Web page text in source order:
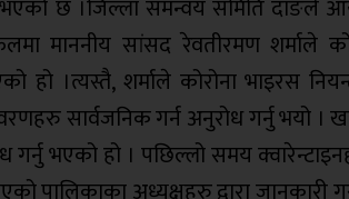
छ ।जिल्ला समन्वय समिति दाङले
माननीय सांसद रेवतीरमण शर्माले
।त्यस्तै, शर्माले कोरोना भाइरस
सार्वजनिक गर्न अनुरोध गर्नु भयो ।
गर्नु भएको हो । पछिल्लो समय